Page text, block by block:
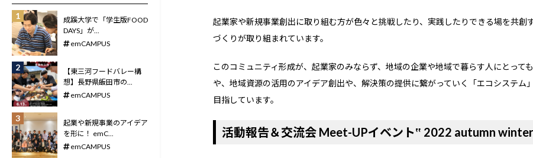
成蹊大学で「学生版FOOD
DAYS」が...
emCAMPUS
【東三河フードバレー構
想】長野県飯田市の...
emCAMPUS
起業や新規事業のアイデア
を形に！ emC...
emCAMPUS
起業家や新規事業創出に取り組む方が色々と挑戦したり、実践したりできる場を共創
づくりが取り組まれています。
このコミュニティ形成が、起業家のみならず、地域の企業や地域で暮らす人にとって
や、地域資源の活用のアイデア創出や、解決策の提供に繋がっていく「エコシステム
目指しています。
活動報告＆交流会 Meet-UPイベント‟ 2022 autumn